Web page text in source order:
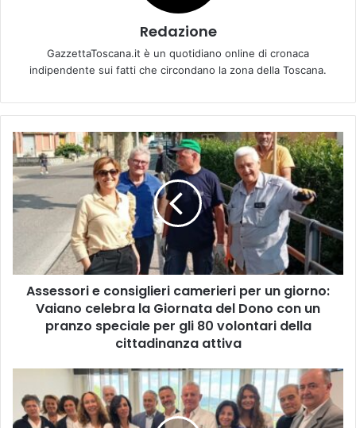
Redazione
GazzettaToscana.it è un quotidiano online di cronaca
indipendente sui fatti che circondano la zona della Toscana.
A
s
s
s
i
i
Assessori e consiglieri camerieri per un giorno:
Vaiano celebra la Giornata del Dono con un
pranzo speciale per gli 80 volontari della
cittadinanza attiva